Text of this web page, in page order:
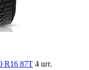
R16 87T 4 шт.